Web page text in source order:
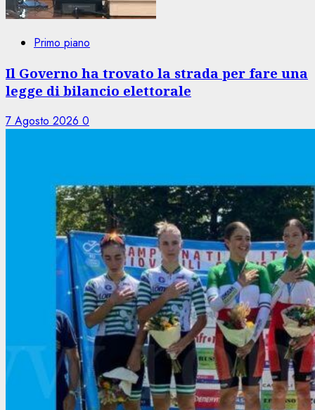
Primo piano
Il Governo ha trovato la strada per fare una
legge di bilancio elettorale
7 Agosto 2026 0